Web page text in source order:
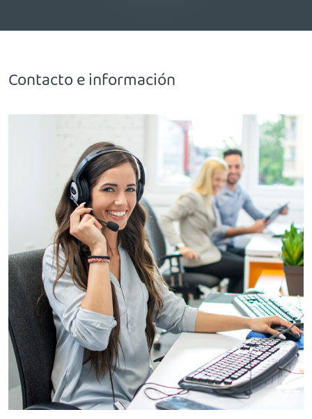
Contacto e información